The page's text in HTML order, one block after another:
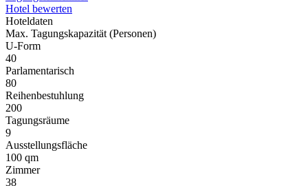
Hotel bewerten
Hoteldaten
Max. Tagungskapazität (Personen)
U-Form
40
Parlamentarisch
80
Reihenbestuhlung
200
Tagungsräume
9
Ausstellungsfläche
100 qm
Zimmer
38